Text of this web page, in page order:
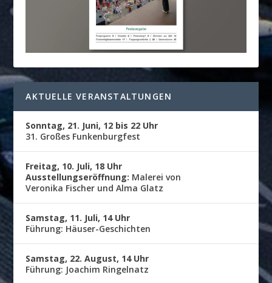
AKTUELLE VERANSTALTUNGEN
Sonntag, 21. Juni, 12 bis 22 Uhr
31. Großes Funkenburgfest
Freitag, 10. Juli, 18 Uhr
Ausstellungseröffnung: Malerei von
Veronika Fischer und Alma Glatz
Samstag, 11. Juli, 14 Uhr
Führung: Häuser-Geschichten
Samstag, 22. August, 14 Uhr
Führung: Joachim Ringelnatz